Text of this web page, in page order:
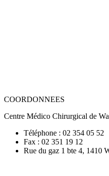
COORDONNEES
Centre Médico Chirurgical de
Téléphone : 02 354 05 52
Fax : 02 351 19 12
Rue du gaz 1 bte 4, 1410